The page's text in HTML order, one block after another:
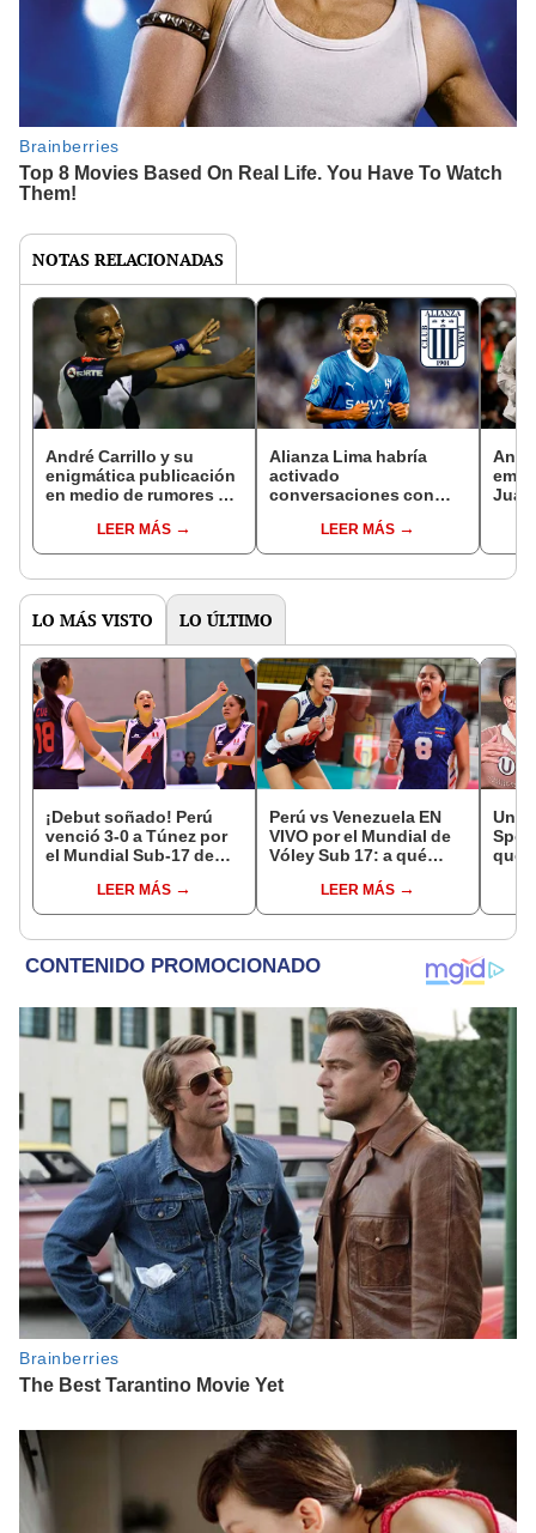
NOTAS RELACIONADAS
André Carrillo y su
enigmática publicación
en medio de rumores de
AlianzaLEER MÁS
Alianza Lima habría
activado
conversaciones con
repatriarlo este 2024
LEER MÁS
LO MÁS VISTO LO ÚLTIMO
¡Debut soñado! Perú
venció 3-0 a Túnez por
el Mundial Sub-17 de
LEER MÁS
Perú vs Venezuela EN
VIVO por el Mundial de
Vóley Sub 17: a qué
partido de la fecha 2
LEER MÁS
qué
2026